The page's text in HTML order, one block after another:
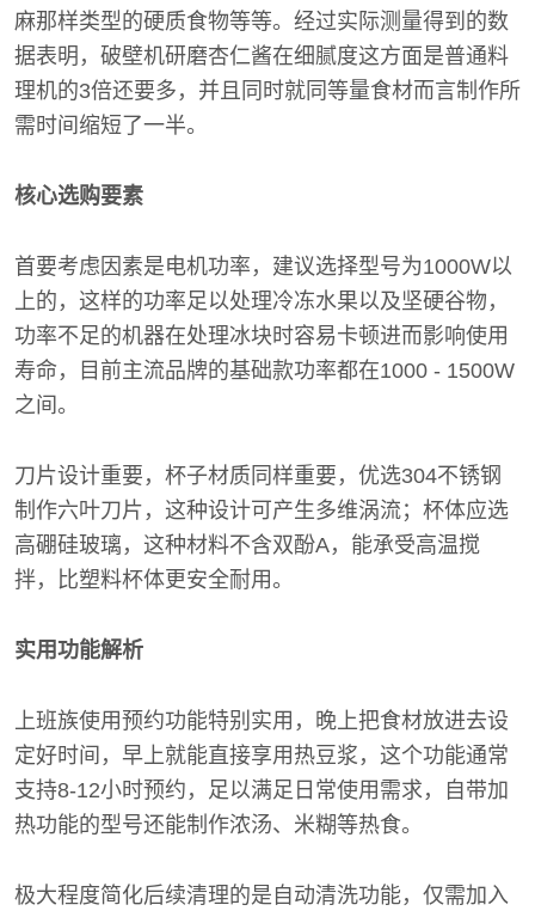
麻那样类型的硬质食物等等。经过实际测量得到的数
据表明，破壁机研磨杏仁酱在细腻度这方面是普通料
理机的3倍还要多，并且同时就同等量食材而言制作所
需时间缩短了一半。
核心选购要素
首要考虑因素是电机功率，建议选择型号为1000W以
上的，这样的功率足以处理冷冻水果以及坚硬谷物，
功率不足的机器在处理冰块时容易卡顿进而影响使用
寿命，目前主流品牌的基础款功率都在1000 - 1500W
之间。
刀片设计重要，杯子材质同样重要，优选304不锈钢
制作六叶刀片，这种设计可产生多维涡流；杯体应选
高硼硅玻璃，这种材料不含双酚A，能承受高温搅
拌，比塑料杯体更安全耐用。
实用功能解析
上班族使用预约功能特别实用，晚上把食材放进去设
定好时间，早上就能直接享用热豆浆，这个功能通常
支持8-12小时预约，足以满足日常使用需求，自带加
热功能的型号还能制作浓汤、米糊等热食。
极大程度简化后续清理的是自动清洗功能，仅需加入